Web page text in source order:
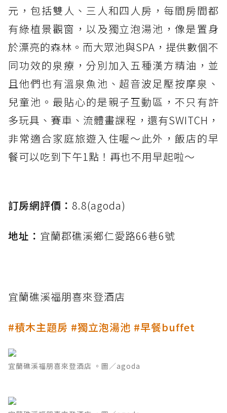
元，包括雙人、三人和四人房，每間房間都
有綠植景觀窗，以及獨立泡湯池，像是置身
於漂亮的森林。而大眾池與SPA，提供數個不
同功效的泉療，分別加入五種漢方精油，並
且他們也有溫泉魚池、超音波足壓按摩泉、
兒童池。最貼心的是親子互動區，不只有許
多玩具、賽車、流體畫課程，還有SWITCH，
非常適合家庭旅遊入住喔～此外，飯店的早
餐可以吃到下午1點！再也不用早起啦～
訂房網評價： 8.8(agoda)
地址： 宜蘭郡礁溪鄉仁愛路66巷6號
宜蘭礁溪福朋喜來登酒店
#積木主題房 #獨立泡湯池 #早餐buffet
宜蘭礁溪福朋喜來登酒店 。圖／agoda